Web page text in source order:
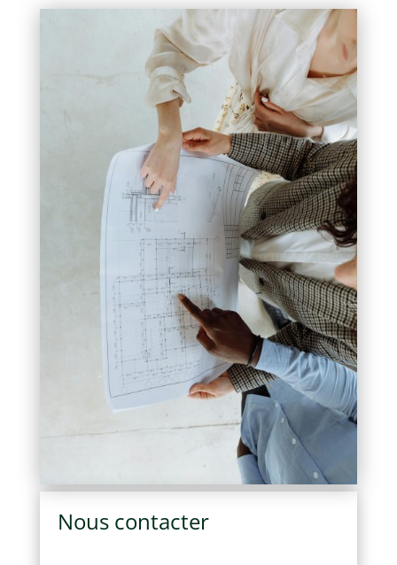
Nous contacter